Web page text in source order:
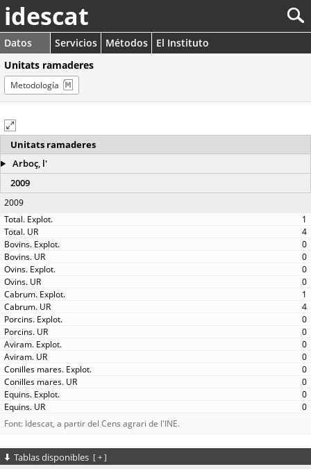
idescat
Datos Servicios Métodos
El Instituto
Unitats ramaderes
Metodología
Unitats ramaderes
Arboç, l'
2009
2009
1
4
0
0
0
0
1
4
0
0
0
0
0
0
0
0
Font: Idescat, a partir del Cens agrari de l'INE.
Tablas disponibles [ + ]